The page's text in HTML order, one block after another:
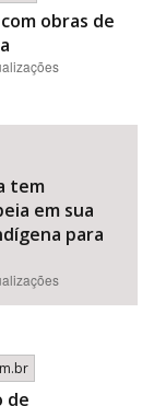
obras de
tem
em sua
para
de